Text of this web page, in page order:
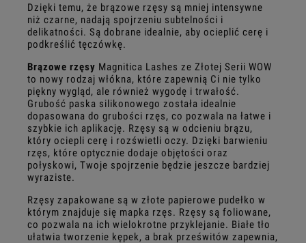
Dzięki temu, że brązowe rzęsy są mniej intensywne
niż czarne, nadają spojrzeniu subtelności i
delikatności. Są dobrane idealnie, aby ocieplić cerę i
podkreślić tęczówkę.
Brązowe rzęsy Magnitica Lashes ze Złotej Serii WOW
to nowy rodzaj włókna, które zapewnią Ci nie tylko
piękny wygląd, ale również wygodę i trwałość.
Grubość paska silikonowego została idealnie
dopasowana do grubości rzęs, co pozwala na łatwe i
szybkie ich aplikację. Rzęsy są w odcieniu brązu,
który ociepli cerę i rozświetli oczy. Dzięki barwieniu
rzęs, które optycznie dodaje objętości oraz
połyskowi, Twoje spojrzenie będzie jeszcze bardziej
wyraziste.
Rzęsy zapakowane są w złote papierowe pudełko w
którym znajduje się mapka rzęs. Rzęsy są foliowane,
co pozwala na ich wielokrotne przyklejanie. Białe tło
ułatwia tworzenie kępek, a brak prześwitów zapewnia,